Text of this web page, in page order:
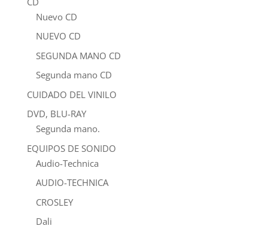
Nuevo CD
NUEVO CD
SEGUNDA MANO CD
Segunda mano CD
CUIDADO DEL VINILO
DVD, BLU-RAY
Segunda mano.
EQUIPOS DE SONIDO
Audio-Technica
AUDIO-TECHNICA
CROSLEY
Dali